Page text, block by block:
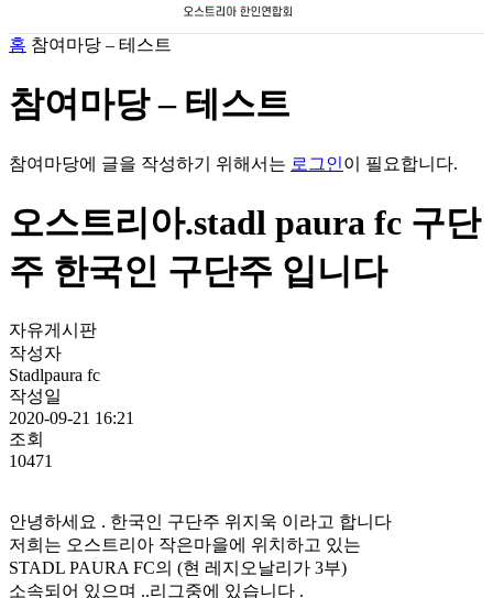
홈 참여마당 – 테스트
참여마당 – 테스트
참여마당에 글을 작성하기 위해서는 로그인이 필요합니다.
오스트리아.stadl paura fc 구단
주 한국인 구단주 입니다
자유게시판
작성자
Stadlpaura fc
작성일
2020-09-21 16:21
조회
10471
안녕하세요 . 한국인 구단주 위지욱 이라고 합니다
저희는 오스트리아 작은마을에 위치하고 있는
STADL PAURA FC의 (현 레지오날리가 3부)
소속되어 있으며 ..리그중에 있습니다 .